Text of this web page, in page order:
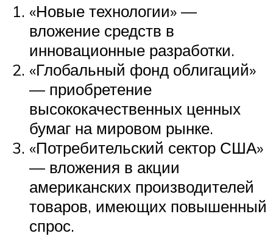
«Новые технологии» —
вложение средств в
инновационные разработки.
«Глобальный фонд облигаций»
— приобретение
высококачественных ценных
бумаг на мировом рынке.
«Потребительский сектор США»
— вложения в акции
американских производителей
товаров, имеющих повышенный
спрос.